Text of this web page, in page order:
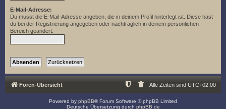
E-Mail-Adresse:
Du musst die E-Mail-Adresse angeben, die in deinem Profil hinterlegt ist. Diese hast
du bei der Registrierung angegeben oder nachträglich in deinem persönlichen
Bereich geändert.
Foren-Übersicht Alle Zeiten sind UTC+02:00
Powered by phpBB® Forum Software © phpBB Limited
Deutsche Übersetzung durch phpBB.de